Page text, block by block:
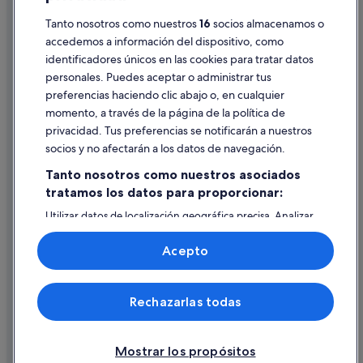
Pautas sobre el contenido y cómo denunciar contenido
Ayuda
Cancelar un vuelo
Cancelar una reserva de hotel o de un alquiler vacacional
Utilizar un cupón de Expedia
Documentos para viajes internacionales
© 2026 Expedia, Inc., una empresa de Expedia Group. Todos los
derechos reservados. Expedia y el logotipo de Expedia son marcas
comerciales o marcas comerciales registradas de Expedia, Inc.
Tanto nosotros como nuestros16 socios almacenamos o
accedemos a información del dispositivo, como
identificadores únicos en las cookies para tratar datos
personales. Puedes aceptar o administrar tus
preferencias haciendo clic abajo o, en cualquier
momento, a través de la página de la política de
privacidad. Tus preferencias se notificarán a nuestros
socios y no afectarán a los datos de navegación.
Tanto nosotros como nuestros asociados
tratamos los datos para proporcionar:
Utilizar datos de localización geográfica precisa. Analizar
activamente las características del dispositivo para su
identificación. Almacenar la información en un dispositivo
y/o acceder a ella. Publicidad y contenido personalizados,
medición de publicidad y contenido, investigación de
audiencia y desarrollo de servicios.
Lista de asociados (proveedores)
Mostrar los propósitos
Rechazarlas todas
Acepto